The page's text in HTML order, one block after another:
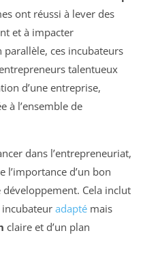
ont réussi à lever des
et à impacter
ces incubateurs
talentueux
d’une entreprise,
à l’ensemble de
dans l’entrepreneuriat,
d’un bon
développement. Cela inclut
incubateur adapté mais
claire et d’un plan